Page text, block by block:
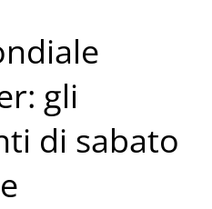
gli
di sabato